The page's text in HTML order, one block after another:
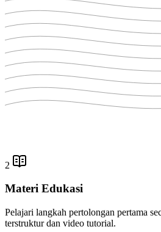
2
Materi Edukasi
Pelajari langkah pertolongan pertama
terstruktur dan video tutorial.